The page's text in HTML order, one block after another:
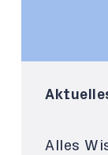
Alles